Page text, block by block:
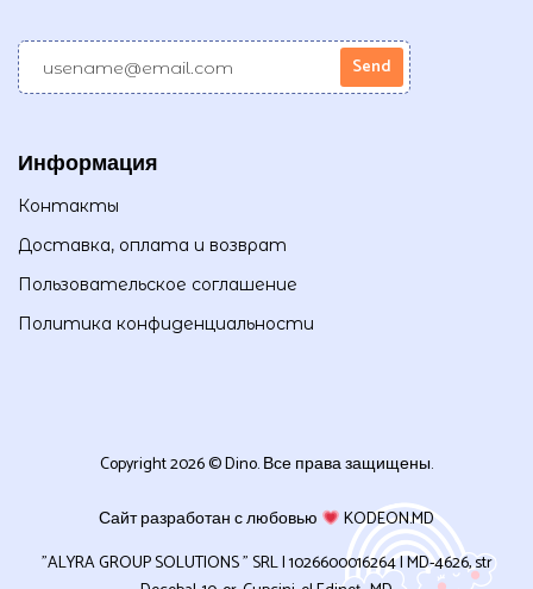
Информация
Контакты
Доставка, оплата и возврат
Пользовательское соглашение
Политика конфиденциальности
Copyright 2026 © Dino. Все права защищены.
Сайт разработан с любовью
KODEON.MD
”ALYRA GROUP SOLUTIONS ” SRL | 1026600016264 | MD-4626, str